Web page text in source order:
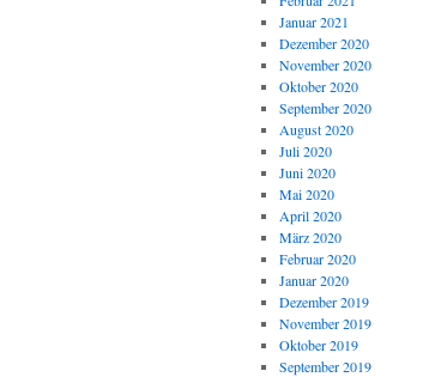
Januar 2021
Dezember 2020
November 2020
Oktober 2020
September 2020
August 2020
Juli 2020
Juni 2020
Mai 2020
April 2020
März 2020
Februar 2020
Januar 2020
Dezember 2019
November 2019
Oktober 2019
September 2019